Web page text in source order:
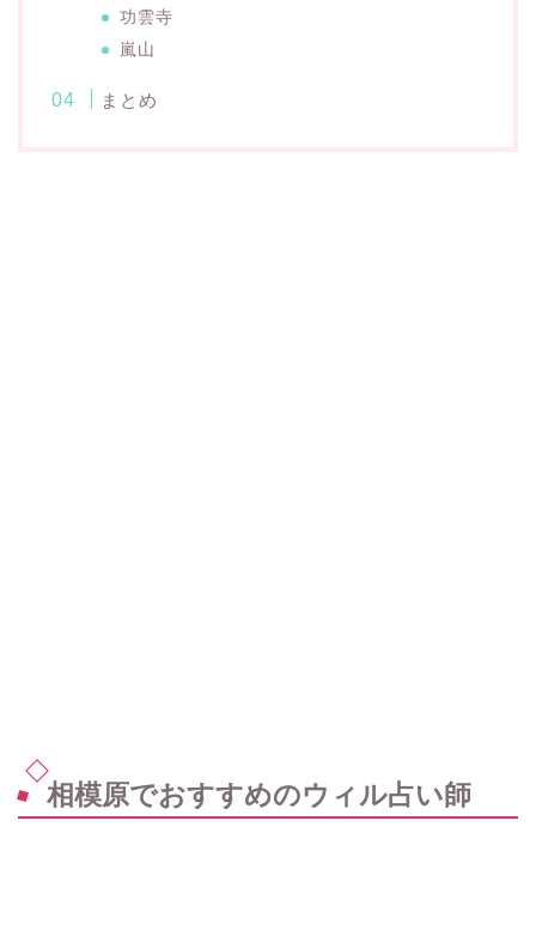
功雲寺
嵐山
まとめ
相模原でおすすめのウィル占い師